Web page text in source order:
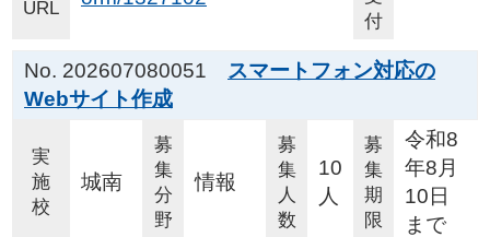
URL
付
No. 202607080051 スマートフォン対応の
Webサイト作成
実
施
校
城南
募
集
分
野
情報
募
集
人
数
10
人
募
集
期
限
令和8
年8月
10日
まで